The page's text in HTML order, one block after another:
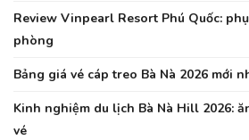
Review Vinpearl Resort Phú Quốc:
phòng
Bảng giá vé cáp treo Bà Nà 2026 mới
Kinh nghiệm du lịch Bà Nà Hill 2026:
vé